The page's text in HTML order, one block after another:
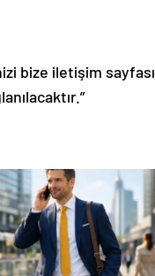
bize iletişim sayfası